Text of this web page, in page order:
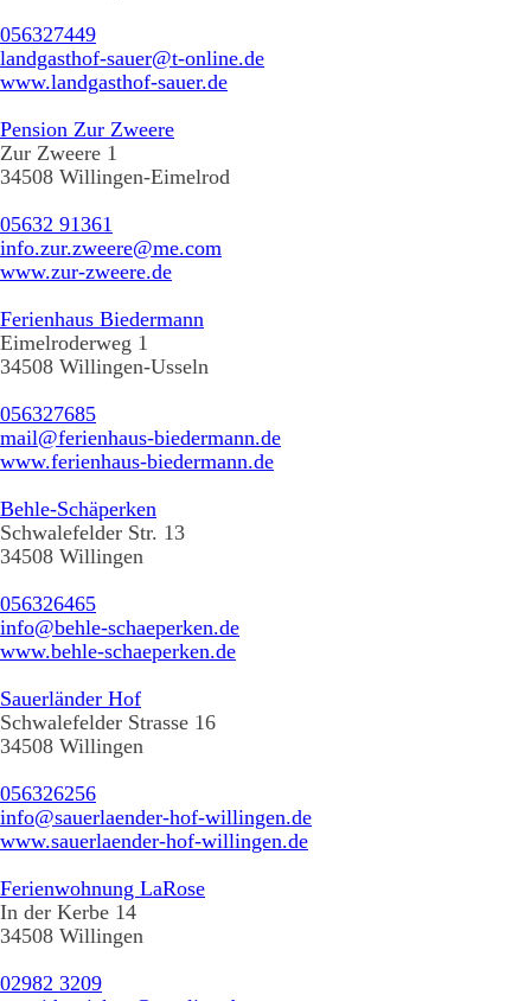
056327449
landgasthof-sauer@t-online.de
www.landgasthof-sauer.de
Pension Zur Zweere
Zur Zweere 1
34508 Willingen-Eimelrod
05632 91361
info.zur.zweere@me.com
www.zur-zweere.de
Ferienhaus Biedermann
Eimelroderweg 1
34508 Willingen-Usseln
056327685
mail@ferienhaus-biedermann.de
www.ferienhaus-biedermann.de
Behle-Schäperken
Schwalefelder Str. 13
34508 Willingen
056326465
info@behle-schaeperken.de
www.behle-schaeperken.de
Sauerländer Hof
Schwalefelder Strasse 16
34508 Willingen
056326256
info@sauerlaender-hof-willingen.de
www.sauerlaender-hof-willingen.de
Ferienwohnung LaRose
In der Kerbe 14
34508 Willingen
02982 3209